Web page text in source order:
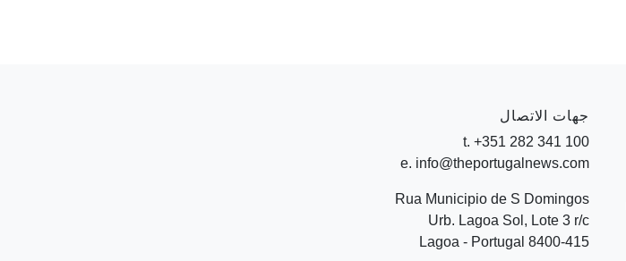
جهات الاتصال
t. +351 282 341 100
e. info@theportugalnews.com
Rua Municipio de S Domingos
Urb. Lagoa Sol, Lote 3 r/c
8400-415 Lagoa - Portugal